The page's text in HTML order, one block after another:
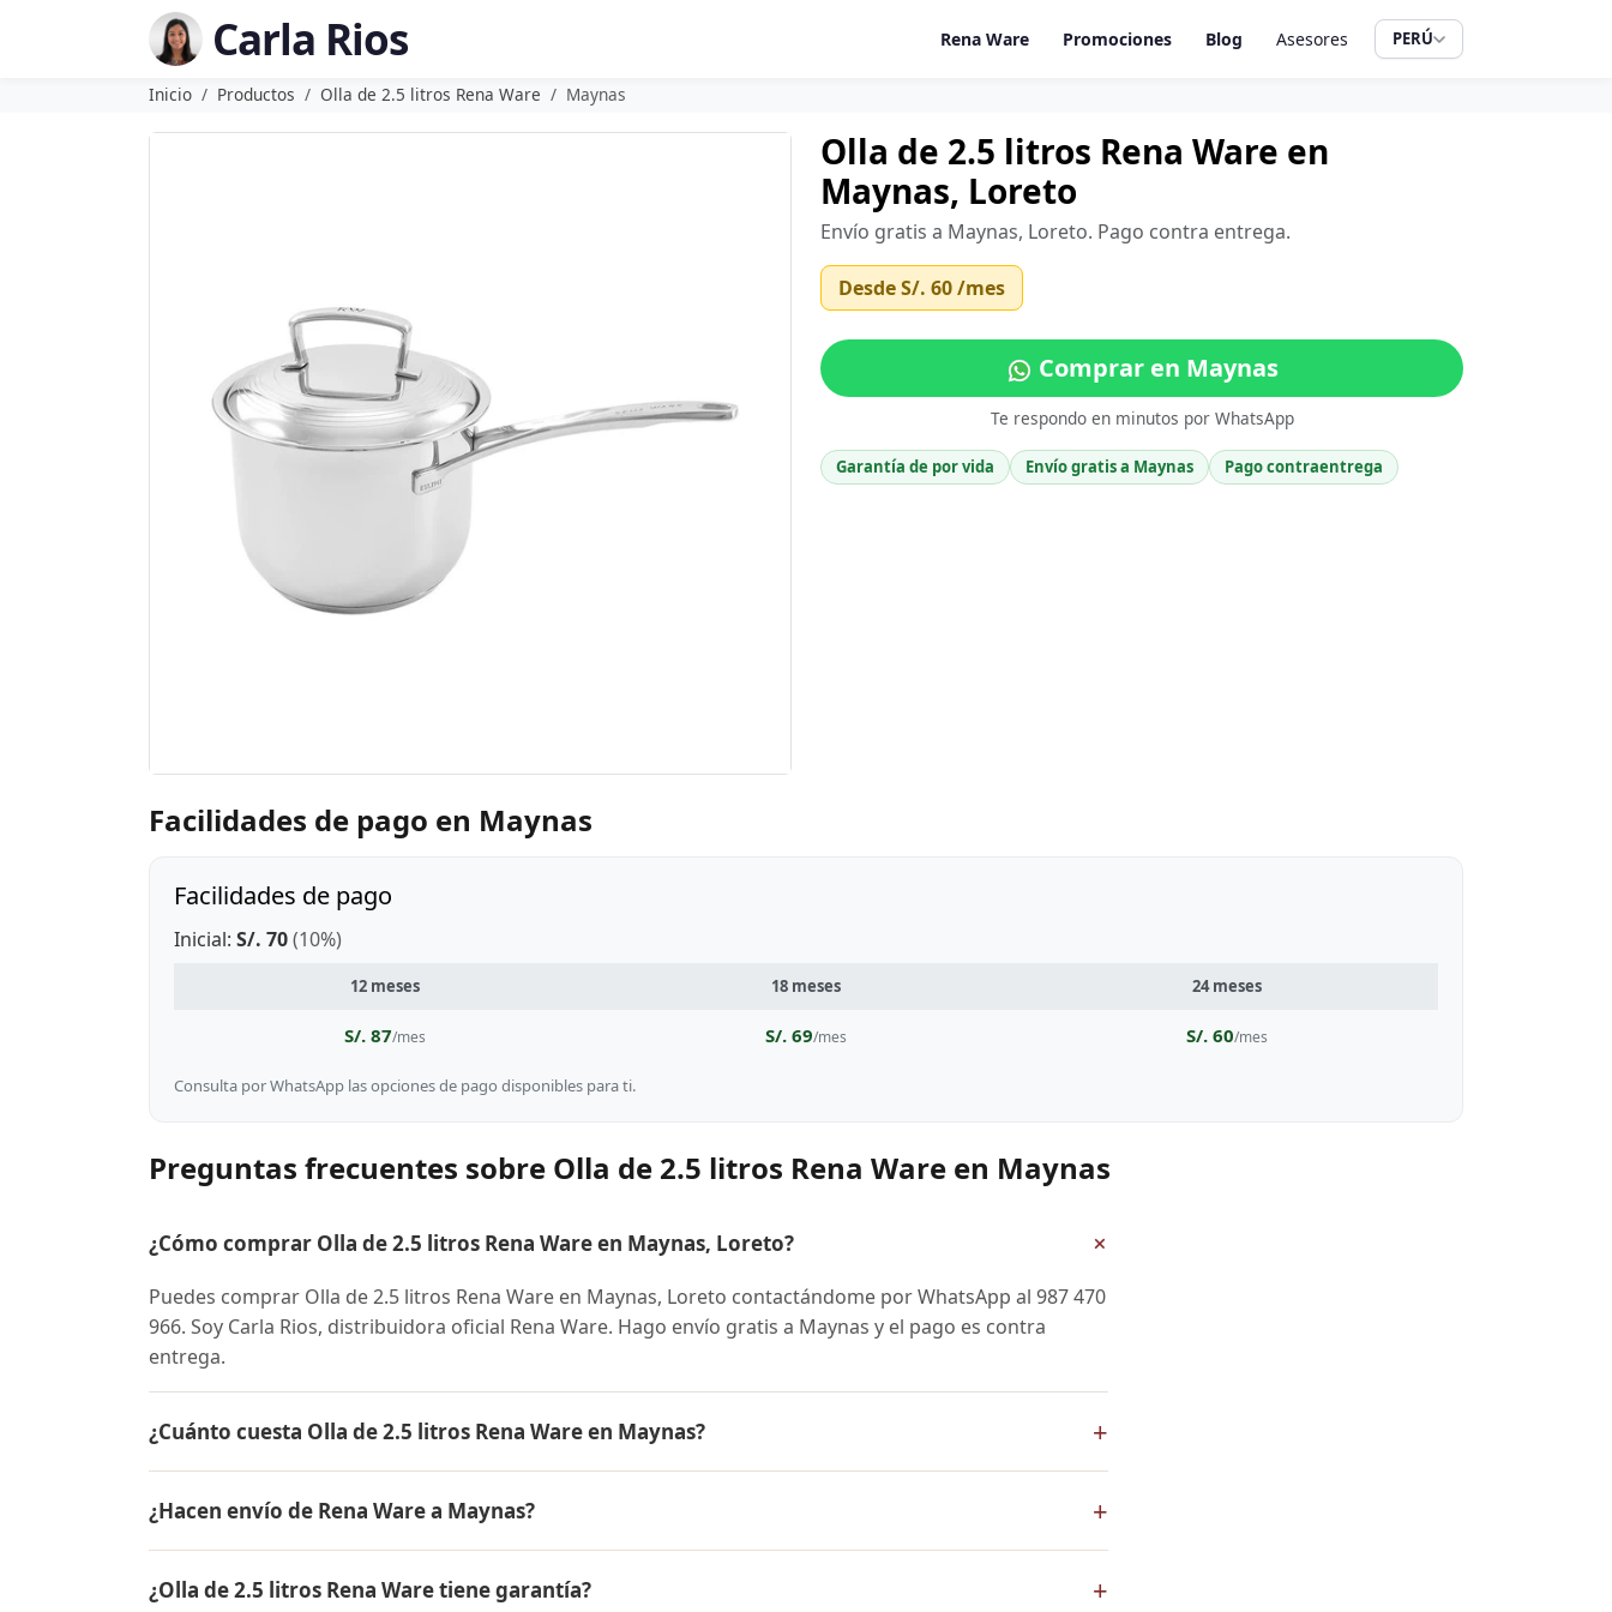
Carla Rios Rena Ware Promociones Blog Asesores PERÚ
Inicio Productos Olla de 2.5 litros Rena Ware Maynas
Olla de 2.5 litros Rena Ware en
Maynas, Loreto
Envío gratis a Maynas, Loreto. Pago contra entrega.
DesdeS/. 60/mes
Comprar en Maynas
Te respondo en minutos por WhatsApp
Garantía de por vida Envío gratis a Maynas Pago contraentrega
Facilidades de pago en Maynas
Facilidades de pago
Inicial: S/. 70(10%)
12 meses 18 meses 24 meses
S/. 87/mes S/. 69/mes S/. 60/mes
Consulta por WhatsApp las opciones de pago disponibles para ti.
Preguntas frecuentes sobre Olla de 2.5 litros Rena Ware en Maynas
¿Cómo comprar Olla de 2.5 litros Rena Ware en Maynas, Loreto? +
Puedes comprar Olla de 2.5 litros Rena Ware en Maynas, Loreto contactándome por WhatsApp al 987 470
966. Soy Carla Rios, distribuidora oficial Rena Ware. Hago envío gratis a Maynas y el pago es contra
entrega.
¿Cuánto cuesta Olla de 2.5 litros Rena Ware en Maynas? +
conocer el precio actual, promociones disponibles y facilidades de pago en cuotas desde el 10% de inicial.
¿Hacen envío de Rena Ware a Maynas? +
contra entrega.
¿Olla de 2.5 litros Rena Ware tiene garantía? +